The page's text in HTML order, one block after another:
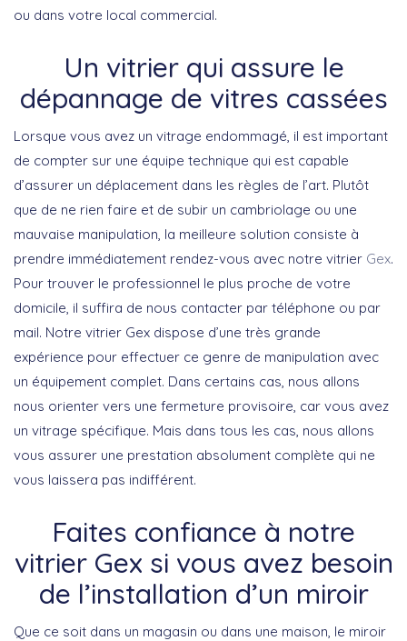
ou dans votre local commercial.
Un vitrier qui assure le
dépannage de vitres cassées
Lorsque vous avez un vitrage endommagé, il est important
de compter sur une équipe technique qui est capable
d’assurer un déplacement dans les règles de l’art. Plutôt
que de ne rien faire et de subir un cambriolage ou une
mauvaise manipulation, la meilleure solution consiste à
prendre immédiatement rendez-vous avec notre vitrier Gex.
Pour trouver le professionnel le plus proche de votre
domicile, il suffira de nous contacter par téléphone ou par
mail. Notre vitrier Gex dispose d’une très grande
expérience pour effectuer ce genre de manipulation avec
un équipement complet. Dans certains cas, nous allons
nous orienter vers une fermeture provisoire, car vous avez
un vitrage spécifique. Mais dans tous les cas, nous allons
vous assurer une prestation absolument complète qui ne
vous laissera pas indifférent.
Faites confiance à notre
vitrier Gex si vous avez besoin
de l’installation d’un miroir
Que ce soit dans un magasin ou dans une maison, le miroir